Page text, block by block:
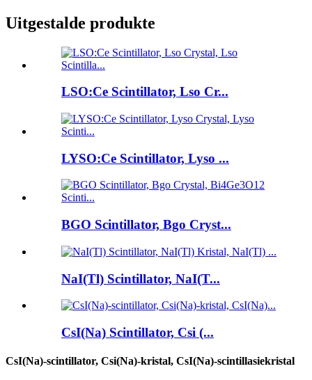
Uitgestalde produkte
LSO:Ce Scintillator, Lso Cr...
LYSO:Ce Scintillator, Lyso ...
BGO Scintillator, Bgo Cryst...
NaI(Tl) Scintillator, NaI(T...
CsI(Na) Scintillator, Csi (...
CsI(Na)-scintillator, Csi(Na)-kristal, CsI(Na)-scintillasiekristal